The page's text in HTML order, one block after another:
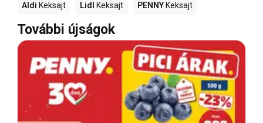
Aldi Keksajt Lidl Keksajt PENNY Keksajt
További újságok